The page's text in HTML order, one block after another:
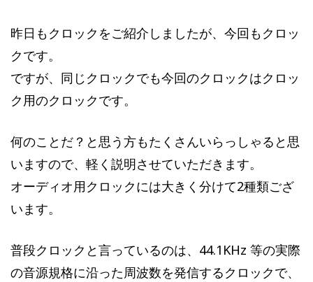
昨日もクロックをご紹介しましたが、今回もクロッ
クです。
ですが、同じクロックでも今回のクロックはクロッ
ク用のクロックです。
何のことだ？と思う方もたくさんいらっしゃると思
いますので、軽く説明させていただきます。
オーディオ用クロックには大きく分けて2種類ござ
います。
普段クロックと言っているのは、44.1KHz 等の実際
の音源規格に沿った周波数を発信するクロックで、